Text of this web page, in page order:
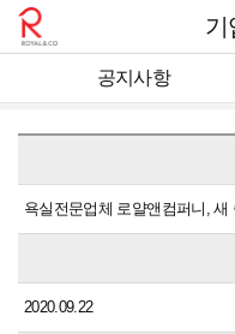
기
공지사항
욕실전문업체 로얄앤컴퍼니, 새
2020.09.22